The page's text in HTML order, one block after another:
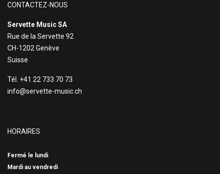
CONTACTEZ-NOUS
Servette Music SA
Rue de la Servette 92
CH-1202 Genève
Suisse
Tél. +41 22 733 70 73
info@servette-music.ch
HORAIRES
Fermé le lundi
Mardi au vendredi